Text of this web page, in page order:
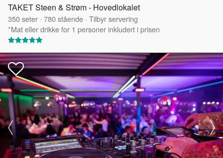
TAKET Steen & Strøm - Hovedlokalet
350seter · 780stående · Tilbyr servering
*Mat eller drikke for 1 personer inkludert i prisen